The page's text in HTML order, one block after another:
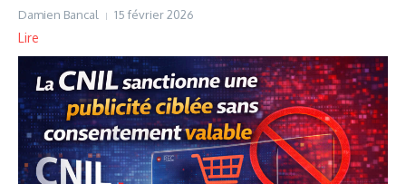
Damien Bancal 15 février 2026
Lire